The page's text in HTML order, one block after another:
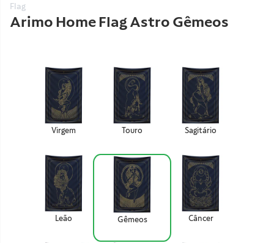
Flag
Arimo Home Flag AstroGêmeos
Virgem Touro Sagitário
Leão Gêmeos Câncer